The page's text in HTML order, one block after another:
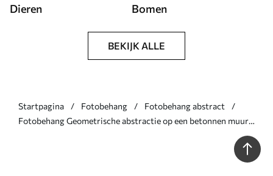
Dieren Bomen
BEKIJK ALLE
Startpagina Fotobehang
Fotobehang abstract
Fotobehang Geometrische abstractie op een betonnen muur